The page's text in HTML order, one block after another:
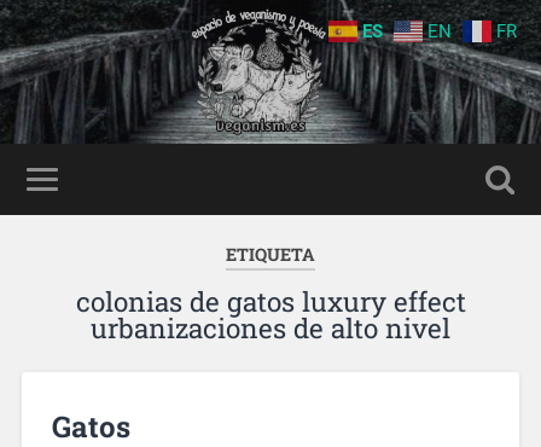
ETIQUETA
colonias de gatos luxury effect
urbanizaciones de alto nivel
Gatos
ES EN FR